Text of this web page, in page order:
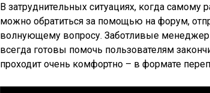
В затруднительных ситуациях, когда
можно обратиться за помощью на форум,
волнующему вопросу. Заботливые
всегда готовы помочь пользователям
проходит очень комфортно – в формате